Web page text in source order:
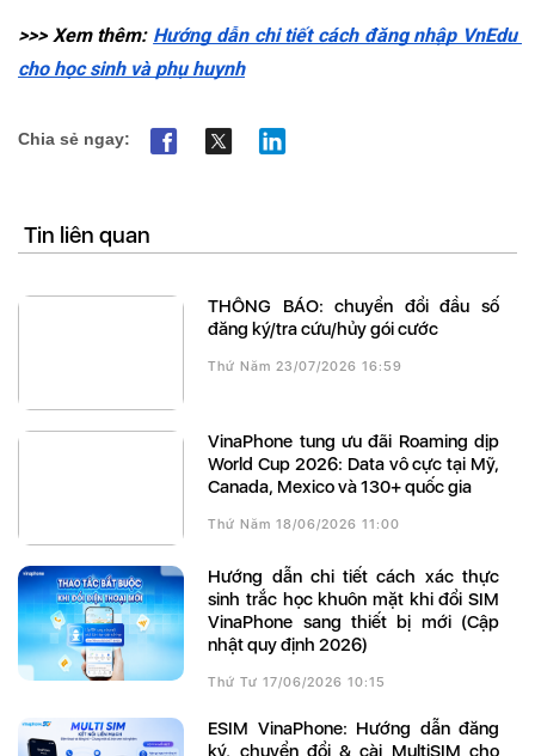
>>> Xem thêm: Hướng dẫn chi tiết cách đăng nhập VnEdu
cho học sinh và phụ huynh
Chia sẻ ngay:
Tin liên quan
THÔNG BÁO: chuyển đổi đầu số
đăng ký/tra cứu/hủy gói cước
Thứ Năm 23/07/2026 16:59
VinaPhone tung ưu đãi Roaming dịp
World Cup 2026: Data vô cực tại Mỹ,
Canada, Mexico và 130+ quốc gia
Thứ Năm 18/06/2026 11:00
Hướng dẫn chi tiết cách xác thực
sinh trắc học khuôn mặt khi đổi SIM
VinaPhone sang thiết bị mới (Cập
nhật quy định 2026)
Thứ Tư 17/06/2026 10:15
eSIM VinaPhone: Hướng dẫn đăng
ký, chuyển đổi & cài MultiSIM cho